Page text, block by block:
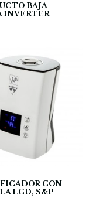
BAJA
INVERTER
CON
LCD, S&P